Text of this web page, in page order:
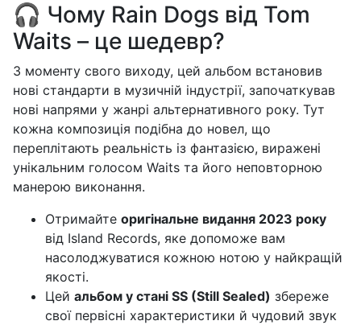
🎧 Чому Rain Dogs від Tom
Waits – це шедевр?
З моменту свого виходу, цей альбом встановив
нові стандарти в музичній індустрії, започаткував
нові напрями у жанрі альтернативного року. Тут
кожна композиція подібна до новел, що
переплітають реальність із фантазією, виражені
унікальним голосом Waits та його неповторною
манерою виконання.
Отримайте оригінальне видання 2023 року
від Island Records, яке допоможе вам
насолоджуватися кожною нотою у найкращій
якості.
Цей альбом у стані SS (Still Sealed) збереже
свої первісні характеристики й чудовий звук